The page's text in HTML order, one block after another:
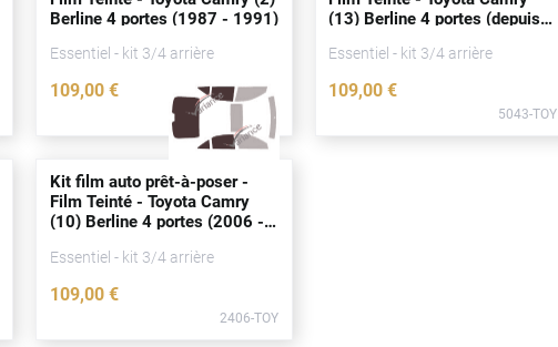
Berline 4 portes(1987 - 1991)
Essentiel - kit 3/4 arrière
109,00 €
2405-TOY
(13) Berline 4portes (depuis
Essentiel - kit 3/4 arrière
109,00 €
5043-TOY
Kit film auto prêt-à-poser -
Film Teinté - Toyota Camry
(10) Berline 4 portes(2006 -
Essentiel - kit 3/4 arrière
109,00 €
2406-TOY